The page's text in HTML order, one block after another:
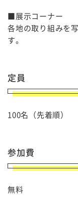
■展示コーナー
各地の取り組みを
す。
定員
100名（先着順）
参加費
無料